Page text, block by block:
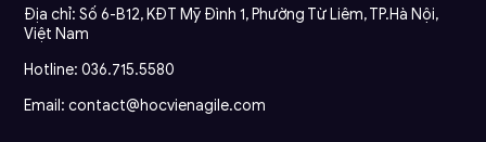
Địa chỉ: Số 6-B12, KĐT Mỹ Đình 1, Phường Từ Liêm, TP.Hà Nội,
Việt Nam
Hotline: 036.715.5580
Email: contact@hocvienagile.com